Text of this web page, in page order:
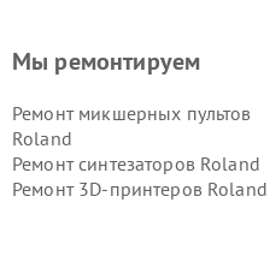
Мы ремонтируем
Ремонт микшерных пультов
Roland
Ремонт синтезаторов Roland
Ремонт 3D-принтеров Roland